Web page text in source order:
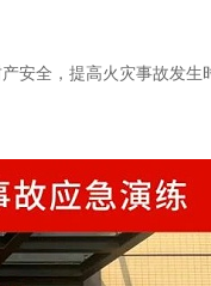
安全，提高火灾事故发生